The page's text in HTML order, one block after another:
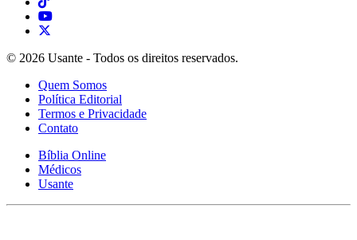
© 2026 Usante - Todos os direitos reservados.
Quem Somos
Política Editorial
Termos e Privacidade
Contato
Bíblia Online
Médicos
Usante